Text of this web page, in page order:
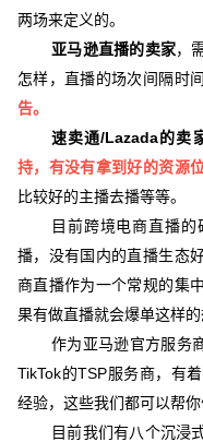
两场来定义的。
亚马逊直播的卖家，
怎样，直播的场次间隔时
告。
速卖通/Lazada的卖
持，有没有拿到好的资源
比较好的主播去播等等。
目前跨境电商直播
播，没有国内的直播生态
商直播作为一个常规的集
果有做直播就会爆单这样的
作为亚马逊官方服务
TikTok的TSP服务商，有
经验，这些我们都可以帮你
目前我们有八个沉浸